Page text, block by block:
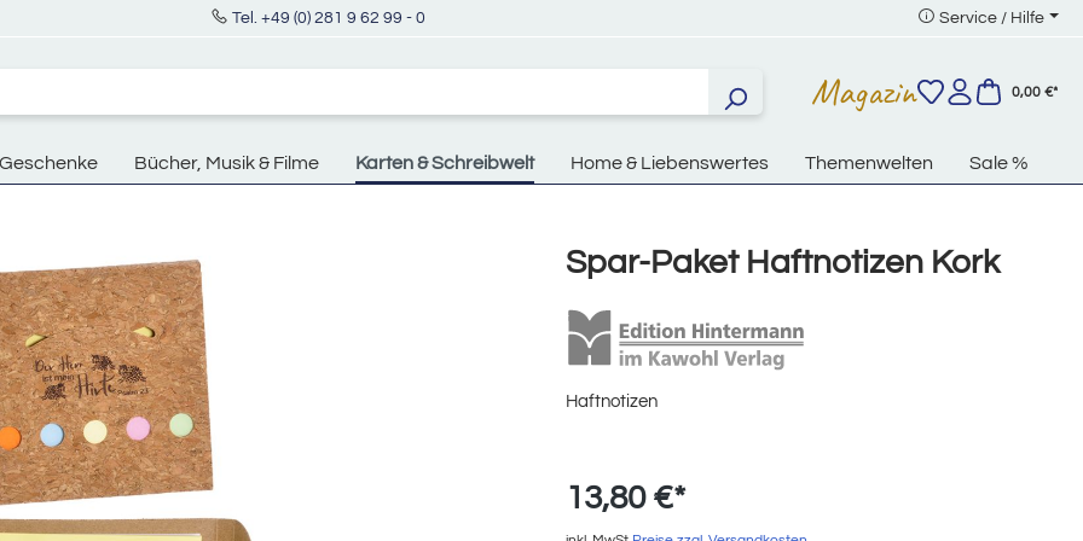
Tel. +49 (0) 281 9 62 99 - 0 Service / Hilfe
Magazin 0,00 €*
Geschenke Bücher, Musik & Filme Karten & Schreibwelt Home & Liebenswertes Themenwelten Sale %
Spar-Paket Haftnotizen Kork
Haftnotizen
13,80 €*